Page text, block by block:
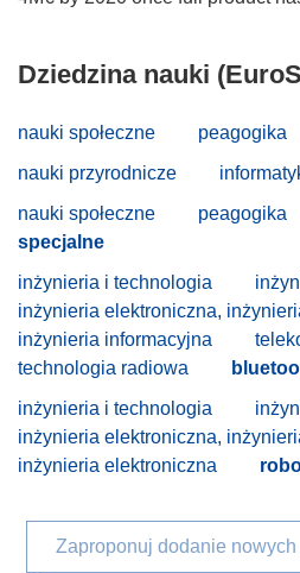
Dziedzina nauki
nauki społeczne peagogika
nauki przyrodnicze
nauki społeczne
peagogika
specjalne
inżynieria i technologia
inżynieria elektroniczna,
inżynieria informacyjna
technologia radiowa
inżynieria i technologia
inżynieria elektroniczna,
inżynieria elektroniczna
Zaproponuj dodanie